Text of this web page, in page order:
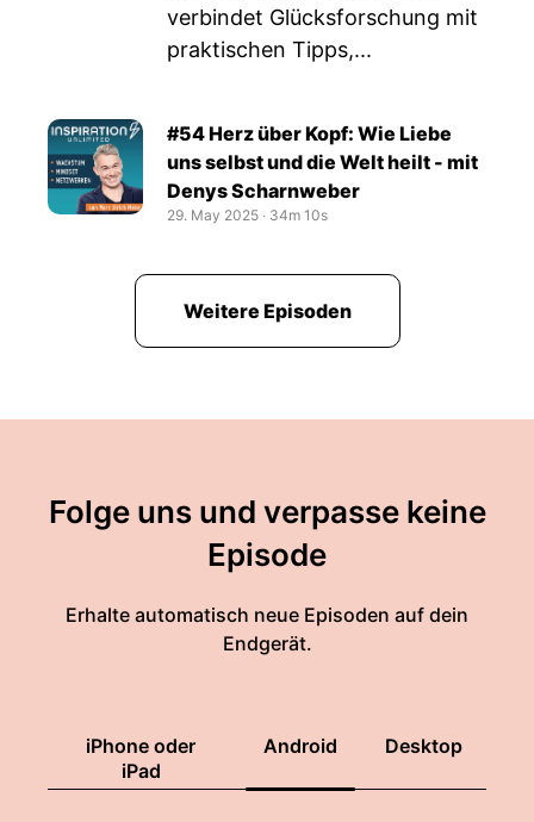
verbindet Glücksforschung mit
praktischen Tipps,...
#54 Herz über Kopf: Wie Liebe
uns selbst und die Welt heilt - mit
Denys Scharnweber
29. May 2025 ‧ 34m 10s
Weitere Episoden
Folge uns und verpasse keine
Episode
Erhalte automatisch neue Episoden auf dein
Endgerät.
iPhone oder
iPad
Android Desktop